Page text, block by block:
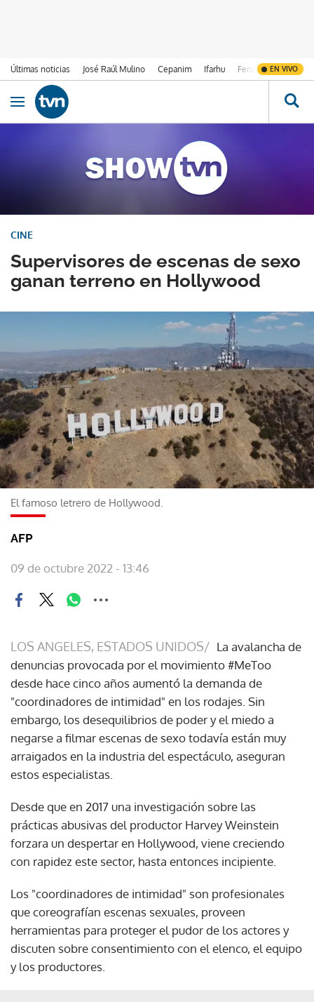
Últimas noticias José Raúl Mulino Cepanim Ifarhu Fenómeno de El
EN VIVO
Ir al contenido
Obrir navegació
Supervisores de escenas de sexo
ganan terreno en Hollywood
CINE
El famoso letrero de Hollywood.
AFP
09 de octubre 2022 - 13:46
LOS ANGELES, ESTADOS UNIDOS/ La avalancha de
denuncias provocada por el movimiento #MeToo
desde hace cinco años aumentó la demanda de
"coordinadores de intimidad" en los rodajes. Sin
embargo, los desequilibrios de poder y el miedo a
negarse a filmar escenas de sexo todavía están muy
arraigados en la industria del espectáculo, aseguran
estos especialistas.
Desde que en 2017 una investigación sobre las
prácticas abusivas del productor Harvey Weinstein
forzara un despertar en Hollywood, viene creciendo
con rapidez este sector, hasta entonces incipiente.
Los "coordinadores de intimidad" son profesionales
que coreografían escenas sexuales, proveen
herramientas para proteger el pudor de los actores y
discuten sobre consentimiento con el elenco, el equipo
y los productores.